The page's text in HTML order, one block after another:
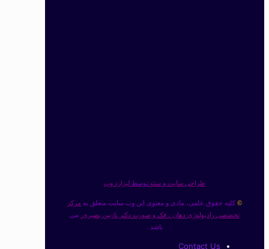
طراحی سایت و سئو توسط لیزارد وب
© کلیه حقوق علمی، مادی و معنوی این وب سایت متعلق به مرکز
تخصصی رادیولوژی دهان ، فک و صورت دکتر نازنین بصیری می
باشد .
Contact Us